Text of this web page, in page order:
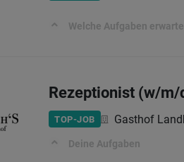
Welche Aufgaben
Rezeptionist (w/m/
TOP-JOB Gasthof
Deine Aufgaben